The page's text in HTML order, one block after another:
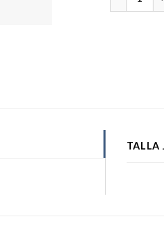
TALLA